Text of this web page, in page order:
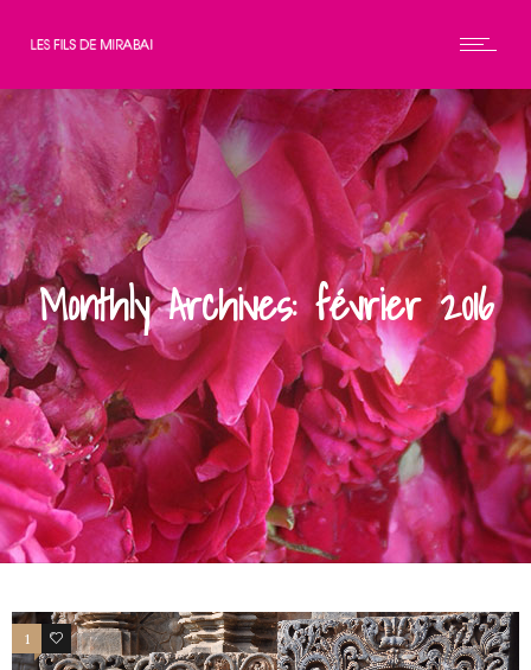
Monthly Archives: février 2016
1 6